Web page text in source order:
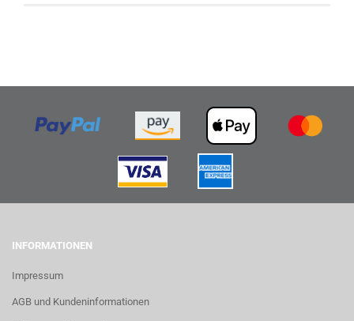
INFORMATIONEN
Impressum
AGB und Kundeninformationen